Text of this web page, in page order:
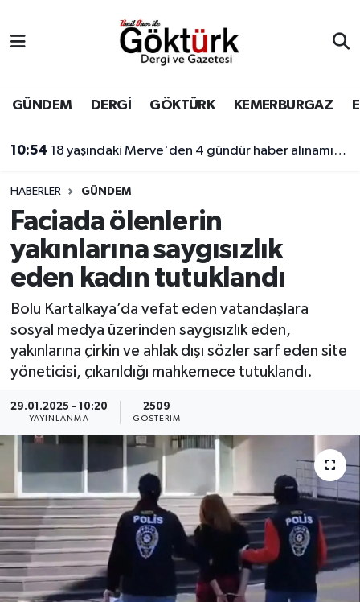
GÜNDEM DERGİ GÖKTÜRK KEMERBURGAZ
10:54 18 yaşındaki Merve'den 4 gündür haber alınamıyor! Kayıp genç kıza internet üzerinden yönlendirme yapıldığı öne sürüldü.
HABERLER GÜNDEM
Faciada ölenlerin
yakınlarına saygısızlık
eden kadın tutuklandı
Bolu Kartalkaya’da vefat eden vatandaşlara
sosyal medya üzerinden saygısızlık eden,
yakınlarına çirkin ve ahlak dışı sözler sarf eden site
yöneticisi, çıkarıldığı mahkemece tutuklandı.
29.01.2025 - 10:20
YAYINLANMA
2509
GÖSTERIM
BİLİM
DERGİ
DÜNYA
EĞİTİM
EKONOMİ
GÖKTÜRK
GÜNDEM
MAGAZİN
ÖZEL HABER
SAĞLIK
SPOR
Eyüpsultan Hava Durumu
Eyüpsultan Trafik Yoğunluk Haritası
Süper Lig Puan Durumu ve Fikstür
Tüm Manşetler
Son Dakika Haberleri
Haber Arşivi